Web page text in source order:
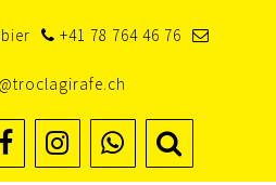
+41 78 764 46 76